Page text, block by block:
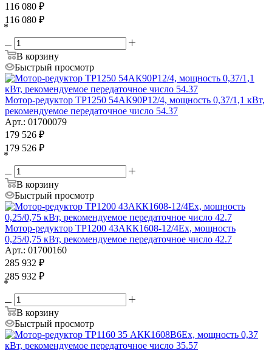
116 080 ₽
116 080 ₽
*
В корзину
Быстрый просмотр
Мотор-редуктор ТР1250 54АК90Р12/4, мощность 0,37/1,1 кВт,
рекомендуемое передаточное число 54.37
Арт.: 01700079
179 526 ₽
179 526 ₽
*
В корзину
Быстрый просмотр
Мотор-редуктор ТР1200 43АКК1608-12/4Ех, мощность
0,25/0,75 кВт, рекомендуемое передаточное число 42.7
Арт.: 01700160
285 932 ₽
285 932 ₽
*
В корзину
Быстрый просмотр